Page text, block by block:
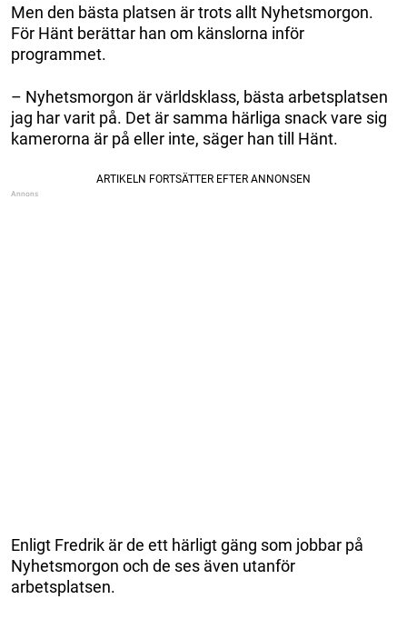
Men den bästa platsen är trots allt Nyhetsmorgon.
För Hänt berättar han om känslorna inför
programmet.
– Nyhetsmorgon är världsklass, bästa arbetsplatsen
jag har varit på. Det är samma härliga snack vare sig
kamerorna är på eller inte, säger han till Hänt.
Enligt Fredrik är de ett härligt gäng som jobbar på
Nyhetsmorgon och de ses även utanför
arbetsplatsen.